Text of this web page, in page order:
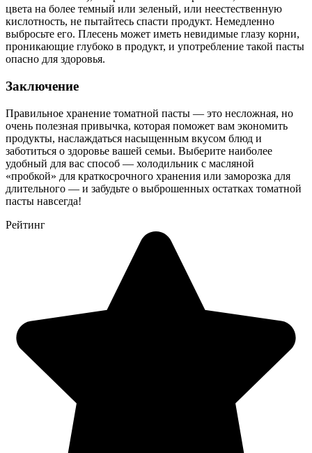
цвета на более темный или зеленый, или неестественную
кислотность, не пытайтесь спасти продукт. Немедленно
выбросьте его. Плесень может иметь невидимые глазу корни,
проникающие глубоко в продукт, и употребление такой пасты
опасно для здоровья.
Заключение
Правильное хранение томатной пасты — это несложная, но
очень полезная привычка, которая поможет вам экономить
продукты, наслаждаться насыщенным вкусом блюд и
заботиться о здоровье вашей семьи. Выберите наиболее
удобный для вас способ — холодильник с масляной
«пробкой» для краткосрочного хранения или заморозка для
длительного — и забудьте о выброшенных остатках томатной
пасты навсегда!
Рейтинг